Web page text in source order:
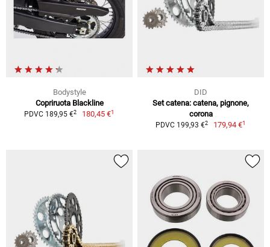
Bodystyle
Copriruota Blackline
PDVC 189,95 €2 180,45 €1
DID
Set catena: catena, pignone,
corona
PDVC 199,93 €2 179,94 €1